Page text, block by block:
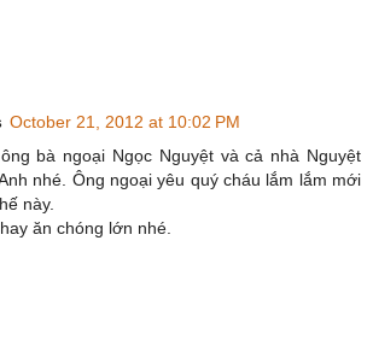
October 21, 2012 at 10:02 PM
bà ngoại Ngọc Nguyệt và cả nhà Nguyệt
nhé. Ông ngoại yêu quý cháu lắm lắm mới
này.
ăn chóng lớn nhé.